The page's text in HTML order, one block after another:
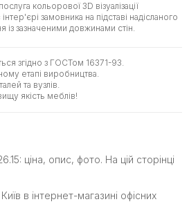
кольорової 3D візуалізації
замовника на підставі надісланого
із зазначеними довжинами стін.
згідно з ГОСТом 16371-93.
етапі виробництва.
та вузлів.
якість меблів!
ціна, опис, фото. На цій сторінці
в інтернет-магазині офісних